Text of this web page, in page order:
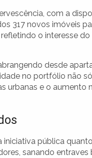
com a
317 novos imóveis
o interesse
desde
no portfólio não
urbanas e o aumento
pública
sanando